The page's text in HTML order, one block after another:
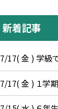
新着記事
7/17( 金 ) 学
7/17( 金 ) １学